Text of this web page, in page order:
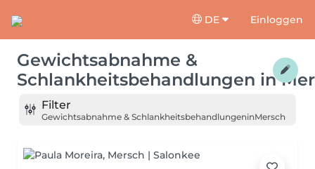
DE Einloggen
Gewichtsabnahme &
Schlankheitsbehandlungen in
Filter
Gewichtsabnahme & SchlankheitsbehandlungeninMersch